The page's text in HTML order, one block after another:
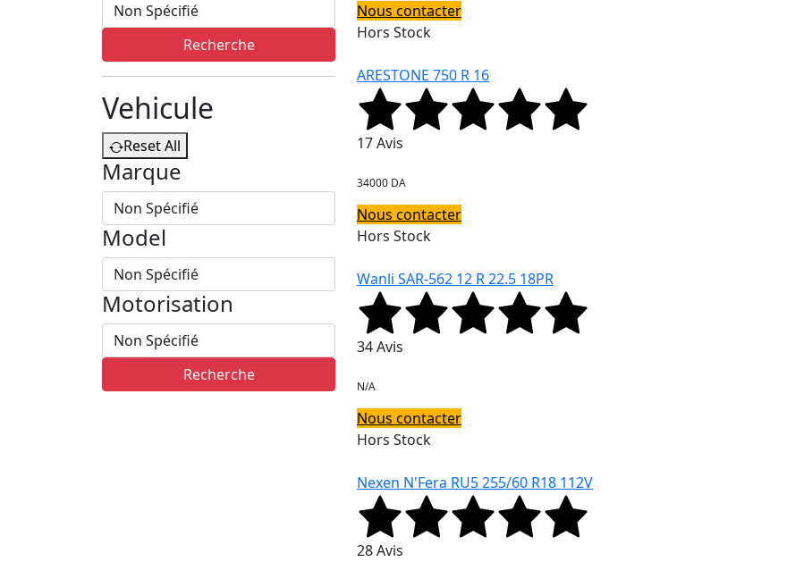
Recherche
Vehicule
Reset All
Marque
Model
Motorisation
Recherche
Nous contacter
Hors Stock
ARESTONE 750 R 16
17 Avis
34000 DA
Nous contacter
Hors Stock
Wanli SAR-562 12 R 22.5 18PR
34 Avis
N/A
Nous contacter
Hors Stock
Nexen N'Fera RU5 255/60 R18 112V
28 Avis